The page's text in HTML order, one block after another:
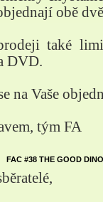
obě
také
DVD.
na Vaše
tým FA
FAC #38 THE GOOD